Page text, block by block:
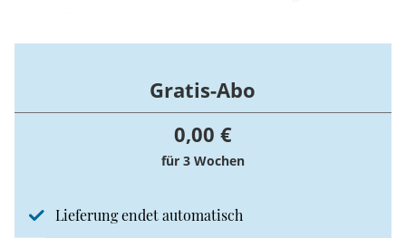
noch zur Bundeswehr? Steht hier ein Loyalitätskonflikt
Gratis-Abo
0,00 €
für 3 Wochen
Lieferung endet automatisch